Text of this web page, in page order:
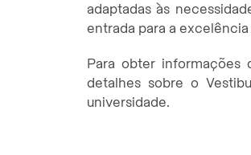
adaptadas às
entrada para a
Para obter informações
detalhes sobre o
universidade.